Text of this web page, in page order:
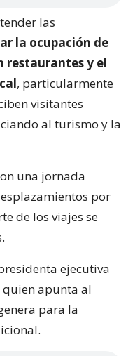
las
la ocupación de
restaurantes y el
, particularmente
visitantes
al turismo y la
una jornada
por
de los viajes se
ejecutiva
apunta al
para la